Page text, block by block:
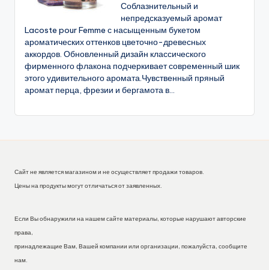
Соблазнительный и
непредсказуемый аромат
Lacoste pour Femme с насыщенным букетом
ароматических оттенков цветочно-древесных
аккордов. Обновленный дизайн классического
фирменного флакона подчеркивает современный шик
этого удивительного аромата.Чувственный пряный
аромат перца, фрезии и бергамота в...
Сайт не является магазином и не осуществляет продажи товаров.
Цены на продукты могут отличаться от заявленных.
Если Вы обнаружили на нашем сайте материалы, которые нарушают авторские
права,
принадлежащие Вам, Вашей компании или организации, пожалуйста, сообщите
нам.